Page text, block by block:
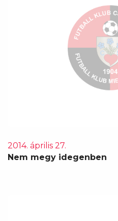
2014. április 27.
Nem megy idegenben